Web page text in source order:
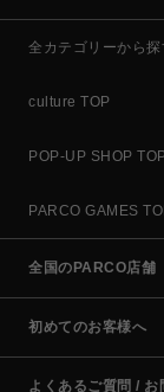
全カテゴリーから探
culture TOP
POP-UP SHOP
PARCO GAMES
全国のPARCO店舗
初めてのお客様へ
よくあるご質問 / お